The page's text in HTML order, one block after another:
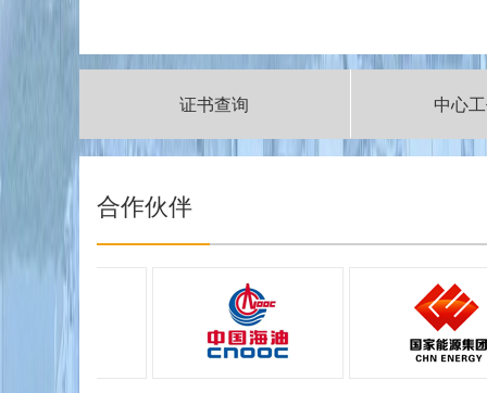
证书查询 中心
合作伙伴